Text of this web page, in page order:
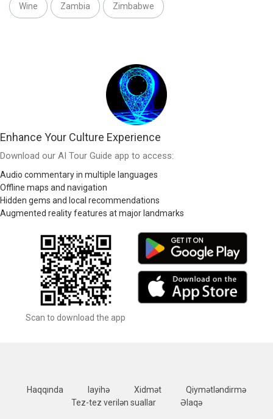
Wine Zambia Zimbabwe
Enhance Your Culture Experience
Download our AI Tour Guide app to access:
Audio commentary in multiple languages
Offline maps and navigation
Hidden gems and local recommendations
Augmented reality features at major landmarks
Scan to download the app
Haqqında layihə Xidmət
Qiymətləndirmə
Tez-tez verilən suallar
Əlaqə